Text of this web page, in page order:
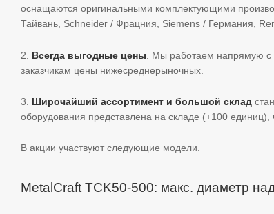
оснащаются оригинальными комплектующими
Тайвань, Schneider / Фрацния, Siemens / Германия,
2. Всегда выгодные цены . Мы работаем напрямую
заказчикам цены нижесреднерыночных.
3. Широчайший ассортимент и большой склад
оборудования представлена на складе (+100 единиц),
В акции участвуют следующие модели.
MetalCraft TCK50-500: макс. диаметр